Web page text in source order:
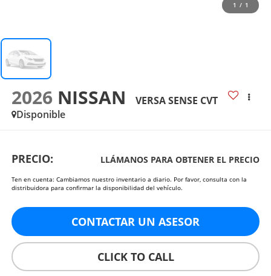
1 / 1
2026 NISSAN
VERSA SENSE CVT
Disponible
PRECIO: LLÁMANOS PARA OBTENER EL PRECIO
Ten en cuenta: Cambiamos nuestro inventario a diario. Por favor, consulta con la
distribuidora para confirmar la disponibilidad del vehículo.
CONTACTAR UN ASESOR
CLICK TO CALL